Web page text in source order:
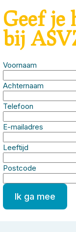
Geef je
bij
Voornaam
Achternaam
Telefoon
E-mailadres
Leeftijd
Postcode
Ik ga mee